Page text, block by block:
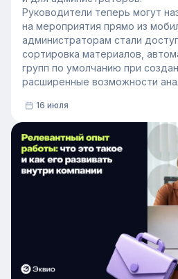
Руководители теперь могут
на мероприятия прямо из
администраторам стали
сортировка материалов,
групп по умолчанию при
расширенные возможности
он охватывает и материалы
16 июля